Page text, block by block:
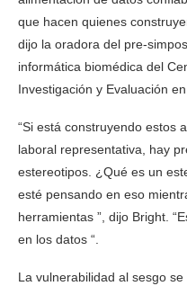
que hacen quienes
dijo la oradora del pre-
informática biomédica del
Investigación y Evaluación
“Si está construyendo estos
laboral representativa, hay
estereotipos. ¿Qué es un
esté pensando en eso
herramientas ”, dijo Bright.
en los datos “.
La vulnerabilidad al sesgo